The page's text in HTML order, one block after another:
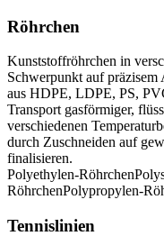
Röhrchen
Kunststoffröhrchen in
Schwerpunkt auf
aus HDPE, LDPE, PS,
Transport gasförmiger,
verschiedenen
durch Zuschneiden auf
finalisieren.
Polyethylen-Röhrchen
RöhrchenPolypropylen-
Tennislinien